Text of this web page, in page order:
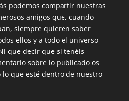
podemos compartir nuestras
amigos que, cuando
siempre quieren saber
ellos y a todo el universo
que decir que si tenéis
sobre lo publicado os
lo que esté dentro de nuestro